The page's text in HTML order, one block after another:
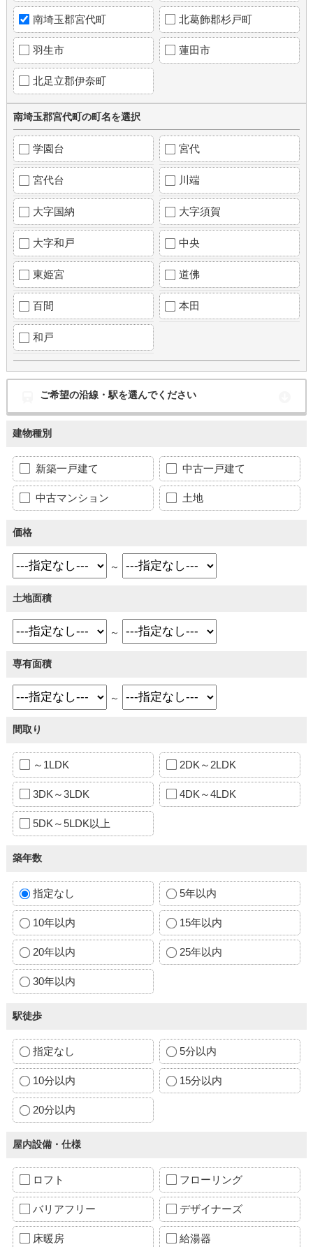
南埼玉郡宮代町 北葛飾郡杉戸町
羽生市 蓮田市
北足立郡伊奈町
南埼玉郡宮代町の町名を選択
学園台 宮代
宮代台 川端
大字国納 大字須賀
大字和戸 中央
東姫宮 道佛
百間 本田
和戸
ご希望の沿線・駅を選んでください
建物種別
新築一戸建て 中古一戸建て
中古マンション 土地
価格
～
土地面積
～
専有面積
～
間取り
～1LDK 2DK～2LDK
3DK～3LDK 4DK～4LDK
5DK～5LDK以上
築年数
指定なし 5年以内
10年以内 15年以内
20年以内 25年以内
30年以内
駅徒歩
指定なし 5分以内
10分以内 15分以内
20分以内
屋内設備・仕様
ロフト フローリング
バリアフリー デザイナーズ
床暖房 給湯器